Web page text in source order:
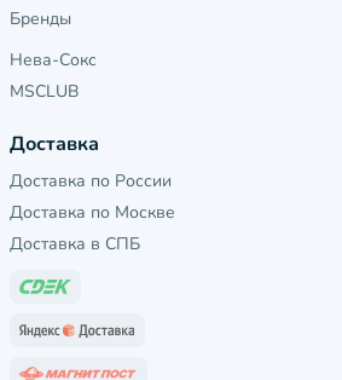
Бренды
Нева-Сокс
MSCLUB
Доставка
Доставка по России
Доставка по Москве
Доставка в СПБ